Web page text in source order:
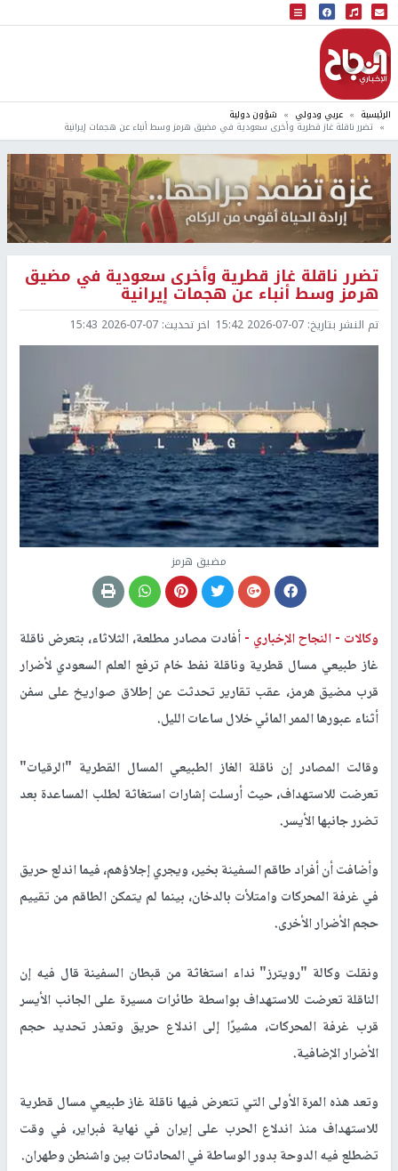
البث المباشر
إذاعة النجاح
الرئيسية عربي ودولي شؤون دولية
تضرر ناقلة غاز قطرية وأخرى سعودية في مضيق هرمز وسط أنباء عن هجمات إيرانية
تضرر ناقلة غاز قطرية وأخرى سعودية في مضيق
هرمز وسط أنباء عن هجمات إيرانية
تم النشر بتاريخ: 2026-07-07 15:42 اخر تحديث: 2026-07-07 15:43
مضيق هرمز
وكالات -النجاح الإخباري -أفادت مصادر مطلعة، الثلاثاء، بتعرض ناقلة
غاز طبيعي مسال قطرية وناقلة نفط خام ترفع العلم السعودي لأضرار
قرب مضيق هرمز، عقب تقارير تحدثت عن إطلاق صواريخ على سفن
أثناء عبورها الممر المائي خلال ساعات الليل.
وقالت المصادر إن ناقلة الغاز الطبيعي المسال القطرية "الرقيات"
تعرضت للاستهداف، حيث أرسلت إشارات استغاثة لطلب المساعدة بعد
تضرر جانبها الأيسر.
وأضافت أن أفراد طاقم السفينة بخير، ويجري إجلاؤهم، فيما اندلع حريق
في غرفة المحركات وامتلأت بالدخان، بينما لم يتمكن الطاقم من تقييم
حجم الأضرار الأخرى.
ونقلت وكالة "رويترز" نداء استغاثة من قبطان السفينة قال فيه إن
الناقلة تعرضت للاستهداف بواسطة طائرات مسيرة على الجانب الأيسر
قرب غرفة المحركات، مشيرًا إلى اندلاع حريق وتعذر تحديد حجم
الأضرار الإضافية.
وتعد هذه المرة الأولى التي تتعرض فيها ناقلة غاز طبيعي مسال قطرية
للاستهداف منذ اندلاع الحرب على إيران في نهاية فبراير، في وقت
تضطلع فيه الدوحة بدور الوساطة في المحادثات بين واشنطن وطهران.